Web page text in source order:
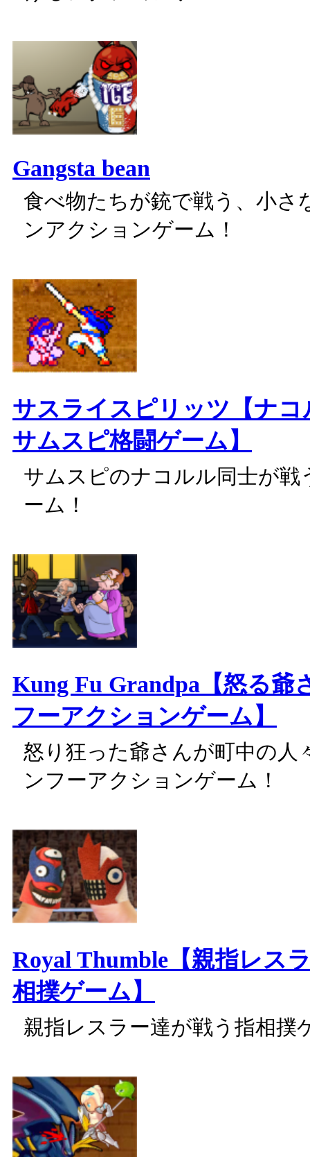
Gangsta bean
食べ物たちが銃で戦う、小さ
ンアクションゲーム！
サスライスピリッツ【ナ
サムスピ格闘ゲーム】
サムスピのナコルル同士が戦
ーム！
Kung Fu Grandpa【怒る爺
フーアクションゲーム】
怒り狂った爺さんが町中の人
ンフーアクションゲーム！
Royal Thumble【親指レス
相撲ゲーム】
親指レスラー達が戦う指相撲